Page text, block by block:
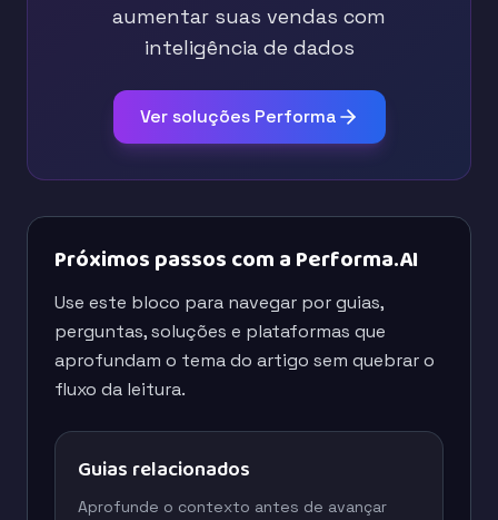
aumentar suas vendas com
inteligência de dados
Ver soluções Performa
Próximos passos com a Performa.AI
Use este bloco para navegar por guias,
perguntas, soluções e plataformas que
aprofundam o tema do artigo sem quebrar o
fluxo da leitura.
Guias relacionados
Aprofunde o contexto antes de avançar